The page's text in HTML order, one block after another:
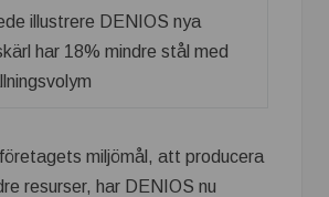
miljömål, att producera
resurser, har DENIOS nu